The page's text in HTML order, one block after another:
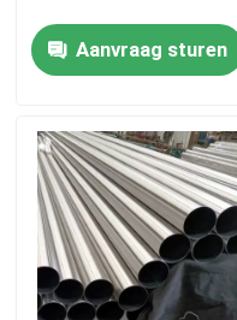
Producten
Ongeveer ons
Fabrieksreis
Aanvraag sturen